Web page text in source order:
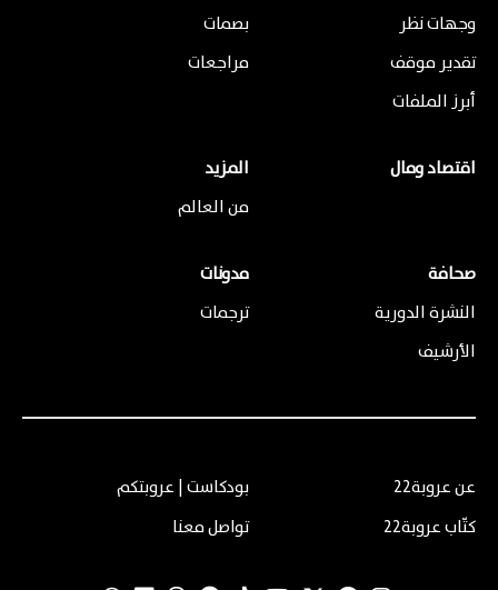
وجهات نظر
تقدير موقف
أبرز الملفات
بصمات
مراجعات
اقتصاد ومال
المزيد
من العالم
صحافة
النشرة الدورية
الأرشيف
مدونات
ترجمات
عن عروبة22
كتّاب عروبة22
بودكاست | عروبتكم
تواصل معنا